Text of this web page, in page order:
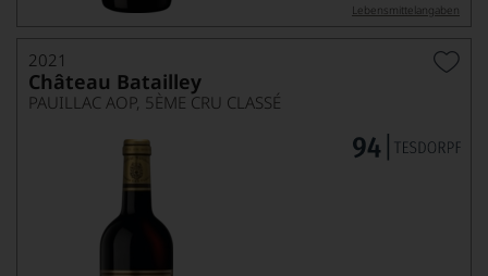
Lebensmittel­angaben
2021
Château Batailley
PAUILLAC AOP, 5ÈME CRU CLASSÉ